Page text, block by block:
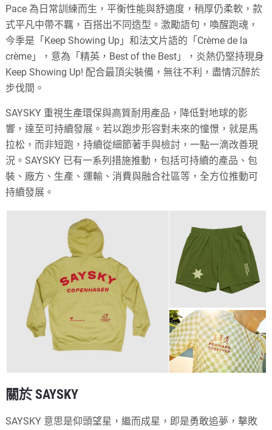
Pace 為日常訓練而生，平衡性能與舒適度，稍厚仍柔軟，款
式平凡中帶不羈，百搭出不同造型。激勵語句，喚醒跑魂，
今季是「Keep Showing Up」和法文片語的「Crème de la
crème」，意為「精英，Best of the Best」，炎熱仍堅持現身
Keep Showing Up! 配合最頂尖裝備，無往不利，盡情沉醉於
步伐間。
SAYSKY 重視生產環保與高質耐用產品，降低對地球的影
響，達至可持續發展。若以跑步形容對未來的憧憬，就是馬
拉松，而非短跑，持續從細節著手與檢討，一點一滴改善現
況。SAYSKY 已有一系列措施推動，包括可持續的產品、包
裝、廠方、生產、運輸、消費與融合社區等，全方位推動可
持續發展。
關於 SAYSKY
SAYSKY 意思是仰頭望星，繼而成星，即是勇敢追夢，擊敗